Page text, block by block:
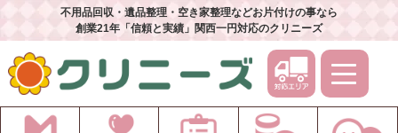
不用品回収・遺品整理・空き家整理などお片付けの事なら
創業21年「信頼と実績」関西一円対応のクリニーズ